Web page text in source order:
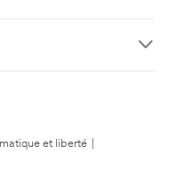
et liberté